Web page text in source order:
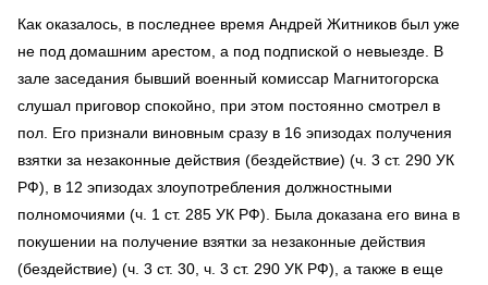
Как оказалось, в последнее время Андрей Житников был уже
не под домашним арестом, а под подпиской о невыезде. В
зале заседания бывший военный комиссар Магнитогорска
слушал приговор спокойно, при этом постоянно смотрел в
пол. Его признали виновным сразу в 16 эпизодах получения
взятки за незаконные действия (бездействие) (ч. 3 ст. 290 УК
РФ), в 12 эпизодах злоупотребления должностными
полномочиями (ч. 1 ст. 285 УК РФ). Была доказана его вина в
покушении на получение взятки за незаконные действия
(бездействие) (ч. 3 ст. 30, ч. 3 ст. 290 УК РФ), а также в еще